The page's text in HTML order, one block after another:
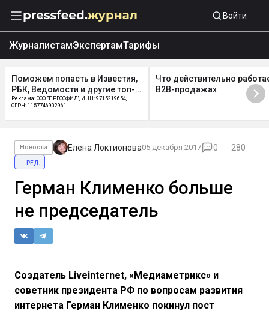
Войти
ЖурналистамЭкспертамТарифы
Поможем попасть в Известия,
РБК, Ведомости и другие топ-
СМИ
Реклама: ООО "ПРЕССФИД", ИНН: 9715219654,
ОГРН: 1157746902961
Что действительно
B2B-продажах
Новости Елена Локтионова05 декабря 2017 0
280
ред.
Герман Клименко больше
не председатель
Создатель Liveinternet, «Медиаметрикс» и
советник президента РФ по вопросам развития
интернета Герман Клименко покинул пост